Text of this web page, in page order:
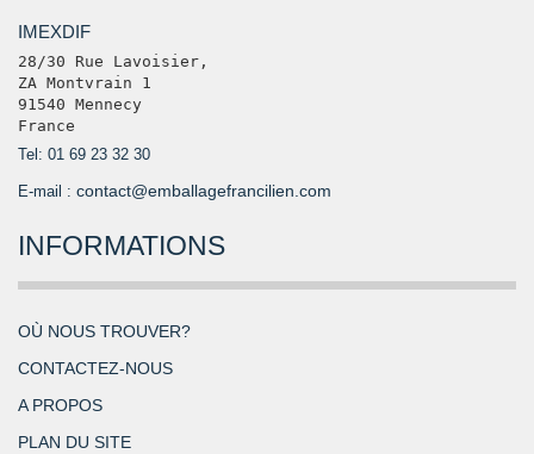
IMEXDIF
28/30 Rue Lavoisier,
ZA Montvrain 1
91540 Mennecy
France
Tel: 01 69 23 32 30
E-mail : contact@emballagefrancilien.com
INFORMATIONS
OÙ NOUS TROUVER?
CONTACTEZ-NOUS
A PROPOS
PLAN DU SITE